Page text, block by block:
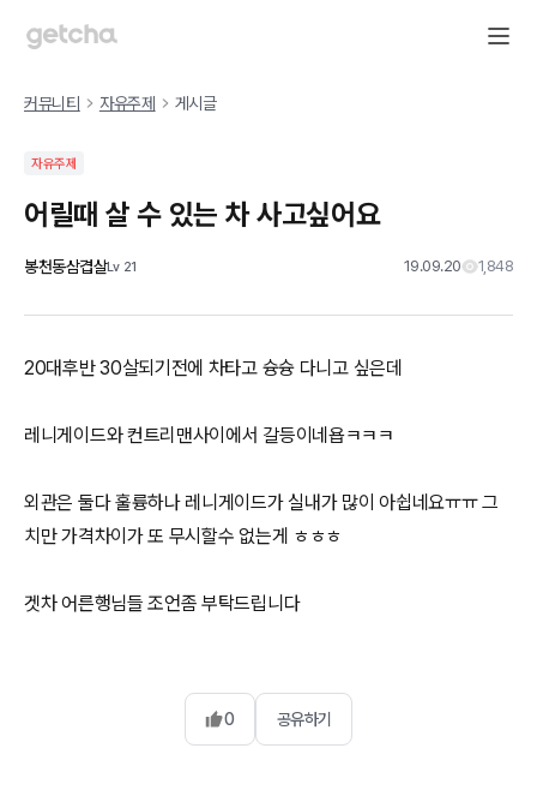
커뮤니티 자유주제 게시글
자유주제
어릴때 살 수 있는 차 사고싶어요
봉천동삼겹살Lv 21 19.09.20 1,848
20대후반 30살되기전에 차타고 슝슝 다니고 싶은데
레니게이드와 컨트리맨사이에서 갈등이네욥ㅋㅋㅋ
외관은 둘다 훌륭하나 레니게이드가 실내가 많이 아쉽네요ㅠㅠ 그
치만 가격차이가 또 무시할수 없는게 ㅎㅎㅎ
겟차 어른행님들 조언좀 부탁드립니다
0 공유하기